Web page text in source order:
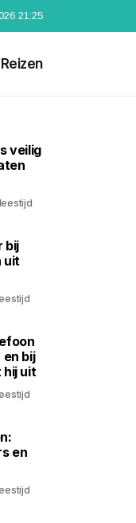
21:25
Reizen
veilig
bij
uit
bij
hij uit
en